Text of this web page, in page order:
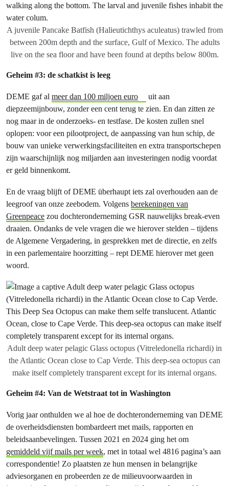
A juvenile Pancake Batfish (Halieutichthys aculeatus) trawled from
between 200m depth and the surface, Gulf of Mexico. The adults
live on the sea floor and have been found at depths below 800m.
Geheim #3: de schatkist is leeg
DEME gaf al meer dan 100 miljoen euro
uit aan
diepzeemijnbouw, zonder een cent terug te zien. En dan zitten ze
nog maar in de onderzoeks- en testfase. De kosten zullen snel
oplopen: voor een pilootproject, de aanpassing van hun schip, de
bouw van unieke verwerkingsfaciliteiten en extra transportschepen
zijn waarschijnlijk nog miljarden aan investeringen nodig voordat
er geld binnenkomt.
En de vraag blijft of DEME überhaupt iets zal overhouden aan de
leegroof van onze zeebodem. Volgens berekeningen van
Greenpeace zou dochteronderneming GSR nauwelijks break-even
draaien. Ondanks de vele vragen die we hierover stelden – tijdens
de Algemene Vergadering, in gesprekken met de directie, en zelfs
in een parlementaire hoorzitting – rept DEME hierover met geen
woord.
Adult deep water pelagic Glass octopus (Vitreledonella richardi) in
the Atlantic Ocean close to Cap Verde. This deep-sea octopus can
make itself completely transparent except for its internal organs.
Geheim #4: Van de Wetstraat tot in Washington
Vorig jaar onthulden we al hoe de dochteronderneming van DEME
de overheidsdiensten bombardeert met mails, rapporten en
beleidsaanbevelingen. Tussen 2021 en 2024 ging het om
gemiddeld vijf mails per week, met in totaal wel 4816 pagina’s aan
correspondentie! Zo plaatsten ze hun mensen in belangrijke
adviesorganen en probeerden ze de milieuvoorwaarden in